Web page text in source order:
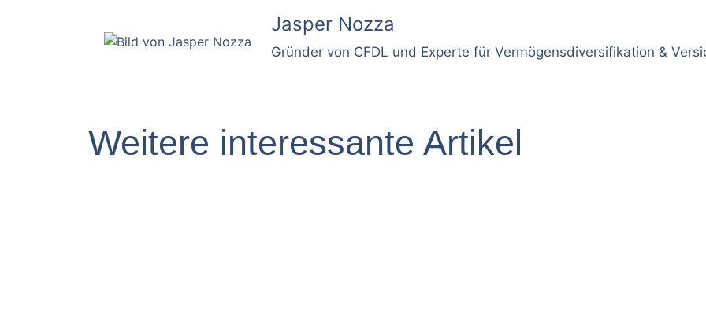
Jasper Nozza
Gründer von CFDL und Experte für Vermögensdiversifikation &
Weitere interessante Artikel